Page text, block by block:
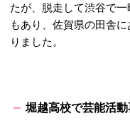
たが、脱走して渋谷で
もあり、佐賀県の田舎
りました。
堀越高校で芸能活